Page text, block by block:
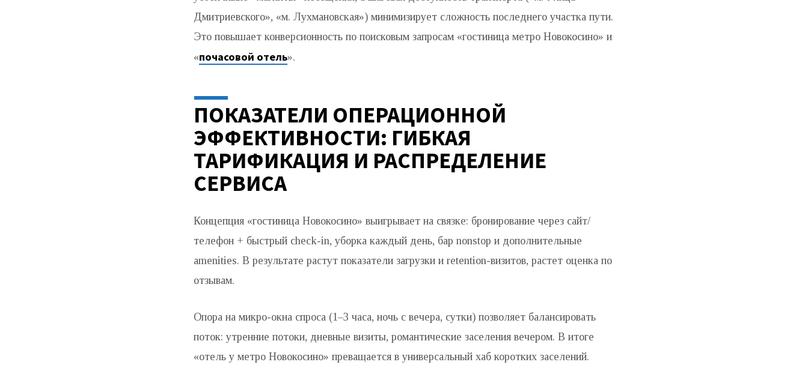
Дмитриевского», «м. Лухмановская») минимизирует сложность последнего участка пути.
Это повышает конверсионность по поисковым запросам «гостиница метро Новокосино» и
«почасовой отель».
ПОКАЗАТЕЛИ ОПЕРАЦИОННОЙ
ЭФФЕКТИВНОСТИ: ГИБКАЯ
ТАРИФИКАЦИЯ И РАСПРЕДЕЛЕНИЕ
СЕРВИСА
Концепция «гостиница Новокосино» выигрывает на связке: бронирование через сайт/
телефон + быстрый check-in, уборка каждый день, бар nonstop и дополнительные
amenities. В результате растут показатели загрузки и retention-визитов, растет оценка по
отзывам.
Опора на микро-окна спроса (1–3 часа, ночь с вечера, сутки) позволяет балансировать
поток: утренние потоки, дневные визиты, романтические заселения вечером. В итоге
«отель у метро Новокосино» преващается в универсальный хаб коротких заселений.